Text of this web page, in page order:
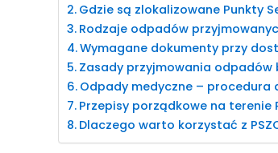
Gdzie są zlokalizowane Punkty
Rodzaje odpadów
Wymagane dokumenty przy
Zasady przyjmowania
Odpady medyczne – procedura
Przepisy porządkowe na terenie
Dlaczego warto korzystać z